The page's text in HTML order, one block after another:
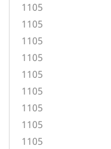
1105
1105
1105
1105
1105
1105
1105
1105
1105